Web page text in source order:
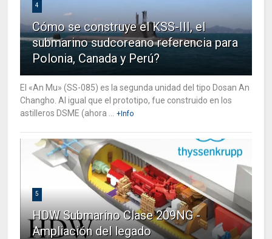
4
Cómo se construye el KSS-III, el
submarino sudcoreano referencia para
Polonia, Canada y Perú?
El «An Mu» (SS-085) es la segunda unidad del tipo Dosan An
Changho. Al igual que el prototipo, fue construido en los
astilleros DSME (ahora ...
+Info
5
HDW Submarino Clase 209NG -
Ampliación del legado